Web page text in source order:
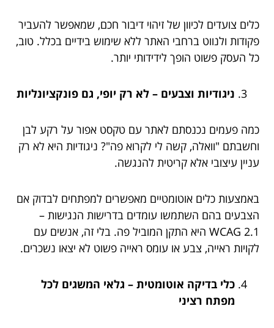
כלים צועדים לכיוון של זיהוי דיבור חכם, שמאפשר להעביר
פקודות ולנווט ברחבי האתר ללא שימוש בידיים בכלל. טוב,
כל העסק פשוט הופך לידידותי יותר.
ניגודיות וצבעים – לא רק יופי, גם פונקציונליות
כמה פעמים נכנסתם לאתר עם טקסט אפור על רקע לבן
וחשבתם "וואלה, קשה לי לקרוא פה"? ניגודיות היא לא רק
עניין עיצובי אלא קריטית להנגשה.
באמצעות כלים אוטומטיים מאפשרים למפתחים לבדוק אם
הצבעים בהם השתמשו עומדים בדרישות הנגישות –
WCAG 2.1 היא התקן המוביל פה. בלי זה, אנשים עם
לקויות ראייה, צבע או עומס ראייה פשוט לא יצאו נשכרים.
כלי בדיקה אוטומטית – גלאי המשגים לכל
מפתח רציני